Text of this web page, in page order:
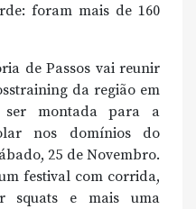
foram mais de 160
de Passos vai reunir
da região em
montada para a
nos domínios do
25 de Novembro.
festival com corrida,
squats e mais uma